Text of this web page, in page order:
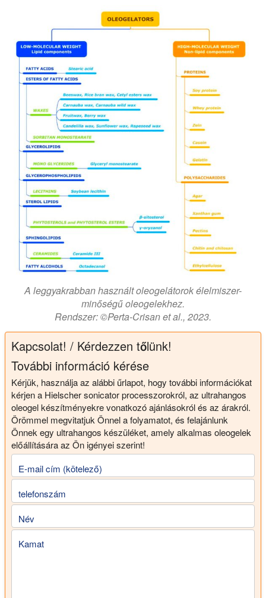
A leggyakrabban használt oleogelátorok élelmiszer-
minőségű oleogelekhez.
Rendszer: ©Perta-Crisan et al., 2023.
Kapcsolat! / Kérdezzen tőlünk!
További információ kérése
Kérjük, használja az alábbi űrlapot, hogy további információkat
kérjen a Hielscher sonicator processzorokról, az ultrahangos
oleogel készítményekre vonatkozó ajánlásokról és az árakról.
Örömmel megvitatjuk Önnel a folyamatot, és felajánlunk
Önnek egy ultrahangos készüléket, amely alkalmas oleogelek
előállítására az Ön igényei szerint!
E-mail cím (kötelező)
telefonszám
Név
Kamat